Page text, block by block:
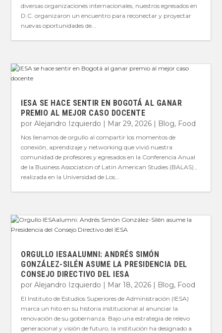
diversas organizaciones internacionales, nuestros egresados en
D.C. organizaron un encuentro para reconectar y proyectar
nuevas oportunidades de...
IESA SE HACE SENTIR EN BOGOTÁ AL GANAR
PREMIO AL MEJOR CASO DOCENTE
porAlejandro Izquierdo | Mar 29, 2026 | Blog, Food
Nos llenamos de orgullo al compartir los momentos de
conexión, aprendizaje y networking que vivió nuestra
comunidad de profesores y egresados en la Conferencia Anual
de la Business Association of Latin American Studies (BALAS) ,
realizada en la Universidad de Los...
ORGULLO IESAALUMNI: ANDRÉS SIMÓN
GONZÁLEZ-SILÉN ASUME LA PRESIDENCIA DEL
CONSEJO DIRECTIVO DEL IESA
porAlejandro Izquierdo Mar 18, 2026 Blog, Food
El Instituto de Estudios Superiores de Administración (IESA)
marca un hito en su historia institucional al anunciar la
renovación de su gobernanza. Bajo una estrategia de relevo
generacional y visión de futuro, la institución ha designado a